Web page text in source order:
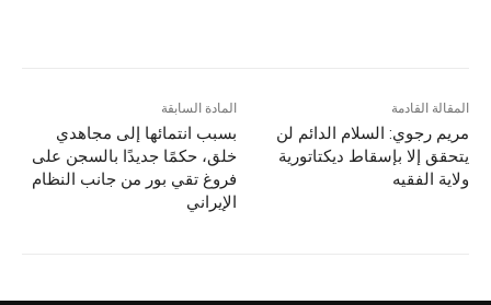
المادة السابقة
بسبب انتمائها إلى مجاهدي
خلق، حكمًا جديدًا بالسجن على
فروغ تقي بور من جانب النظام
الإيراني
المقالة القادمة
مريم رجوي: السلام الدائم لن
يتحقق إلا بإسقاط ديكتاتورية
ولاية الفقيه